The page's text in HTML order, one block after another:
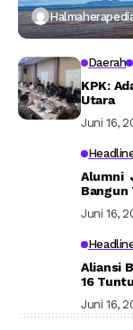
Daerah
KPK:
Utara
Juni 16,
Alumni
Bangun
Juni 16,
Aliansi
16
Juni 16,